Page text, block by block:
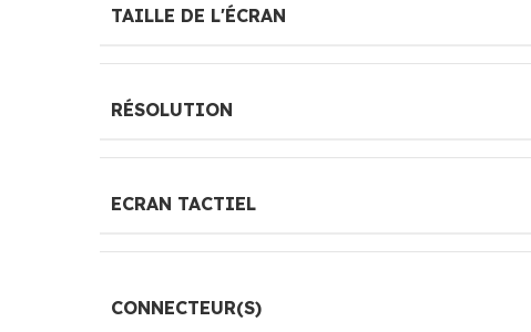
TAILLE DE L'ÉCRAN
RÉSOLUTION
ECRAN TACTIEL
CONNECTEUR(S)